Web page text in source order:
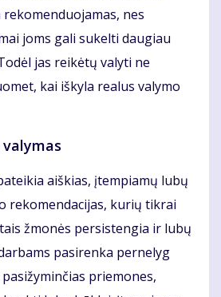
nes
joms gali sukelti daugiau
jas reikėtų valyti ne
kai iškyla realus valymo
aiškias, įtempiamų lubų
rekomendacijas, kurių tikrai
žmonės persistengia ir lubų
pasirenka pernelyg
priemones,